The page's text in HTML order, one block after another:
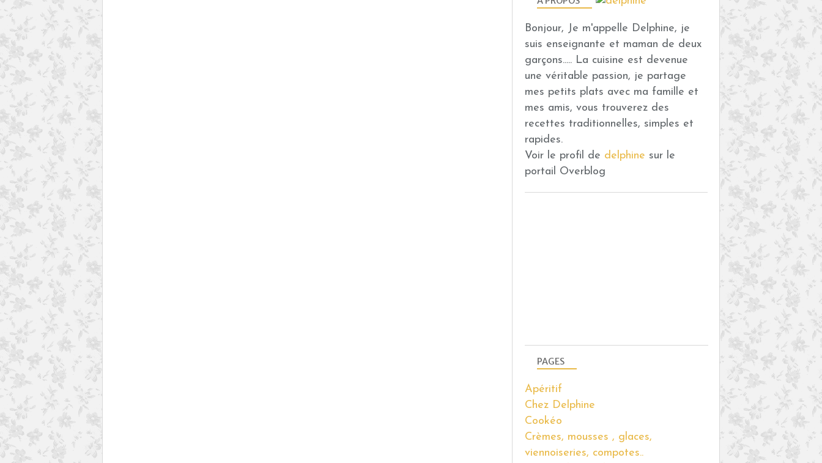
Bonjour, Je m'appelle Delphine, je
suis enseignante et maman de deux
garçons..... La cuisine est devenue
une véritable passion, je partage
mes petits plats avec ma famille et
mes amis, vous trouverez des
recettes traditionnelles, simples et
rapides.
Voir le profil de delphine sur le
portail Overblog
PAGES
Apéritif
Chez Delphine
Cookéo
Crèmes, mousses , glaces,
viennoiseries, compotes..